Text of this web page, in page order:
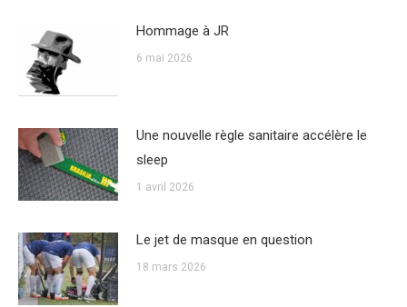
Hommage à JR
6 mai 2026
Une nouvelle règle sanitaire accélère le
sleep
1 avril 2026
Le jet de masque en question
18 mars 2026